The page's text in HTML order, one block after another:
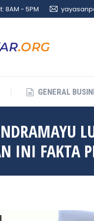
8AM - 5PM
GENERAL
INI FAKTA
GENERAL